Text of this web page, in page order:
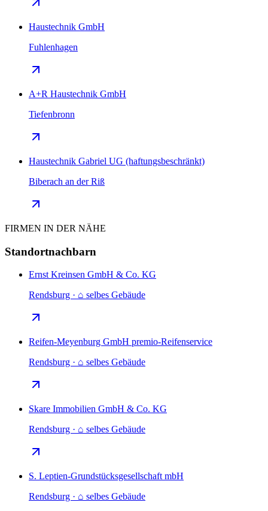
Haustechnik GmbH
Fuhlenhagen
A+R Haustechnik GmbH
Tiefenbronn
Haustechnik Gabriel UG (haftungsbeschränkt)
Biberach an der Riß
FIRMEN IN DER NÄHE
Standortnachbarn
Ernst Kreinsen GmbH & Co. KG
Rendsburg · ⌂ selbes Gebäude
Reifen-Meyenburg GmbH premio-Reifenservice
Rendsburg · ⌂ selbes Gebäude
Skare Immobilien GmbH & Co. KG
Rendsburg · ⌂ selbes Gebäude
S. Leptien-Grundstücksgesellschaft mbH
Rendsburg · ⌂ selbes Gebäude